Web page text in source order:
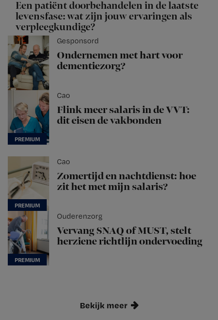
Een patiënt doorbehandelen in de laatste
levensfase: wat zijn jouw ervaringen als
verpleegkundige?
Gesponsord
Ondernemen met hart voor
dementiezorg?
Cao
Flink meer salaris in de VVT:
dit eisen de vakbonden
Cao
Zomertijd en nachtdienst: hoe
zit het met mijn salaris?
Ouderenzorg
Vervang SNAQ of MUST, stelt
herziene richtlijn ondervoeding
Bekijk meer